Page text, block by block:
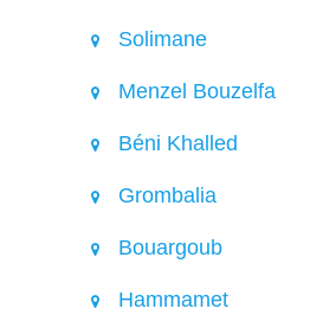
Solimane
Menzel Bouzelfa
Béni Khalled
Grombalia
Bouargoub
Hammamet